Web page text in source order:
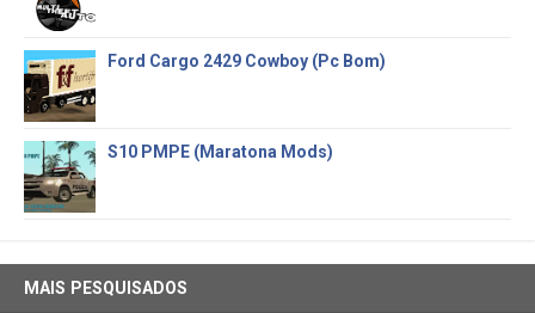
Ford Cargo 2429 Cowboy (Pc Bom)
S10 PMPE (Maratona Mods)
MAIS PESQUISADOS